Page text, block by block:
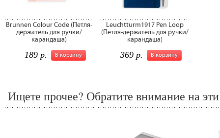
Brunnen Colour Code (Петля-
держатель для ручки/
карандаша)
В корзину
189 р.
Leuchtturm1917 Pen Loop
(Петля-держатель для ручки/
карандаша)
В корзину
369 р.
Ищете прочее? Обратите внимание на